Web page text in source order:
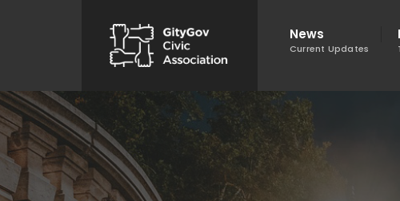
content
News
Current Updates